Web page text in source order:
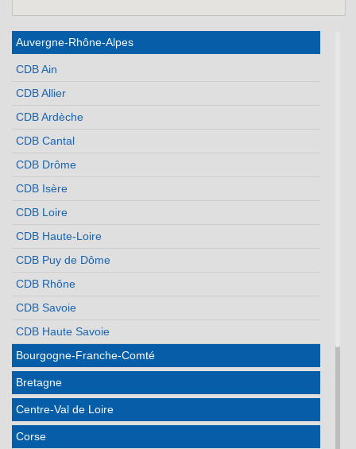
Auvergne-Rhône-Alpes
CDB Ain
CDB Allier
CDB Ardèche
CDB Cantal
CDB Drôme
CDB Isère
CDB Loire
CDB Haute-Loire
CDB Puy de Dôme
CDB Rhône
CDB Savoie
CDB Haute Savoie
Bourgogne-Franche-Comté
Bretagne
Centre-Val de Loire
Corse